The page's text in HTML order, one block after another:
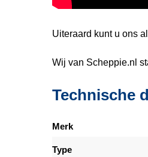
Uiteraard kunt u ons
Wij van Scheppie.nl
Technische
Merk
Type